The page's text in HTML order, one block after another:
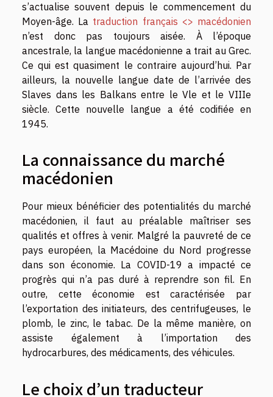
s’actualise souvent depuis le commencement du
Moyen-âge. La traduction français <> macédonien
n’est donc pas toujours aisée. À l’époque
ancestrale, la langue macédonienne a trait au Grec.
Ce qui est quasiment le contraire aujourd’hui. Par
ailleurs, la nouvelle langue date de l’arrivée des
Slaves dans les Balkans entre le Vle et le VIIIe
siècle. Cette nouvelle langue a été codifiée en
1945.
La connaissance du marché
macédonien
Pour mieux bénéficier des potentialités du marché
macédonien, il faut au préalable maîtriser ses
qualités et offres à venir. Malgré la pauvreté de ce
pays européen, la Macédoine du Nord progresse
dans son économie. La COVID-19 a impacté ce
progrès qui n’a pas duré à reprendre son fil. En
outre, cette économie est caractérisée par
l’exportation des initiateurs, des centrifugeuses, le
plomb, le zinc, le tabac. De la même manière, on
assiste également à l’importation des
hydrocarbures, des médicaments, des véhicules.
Le choix d’un traducteur